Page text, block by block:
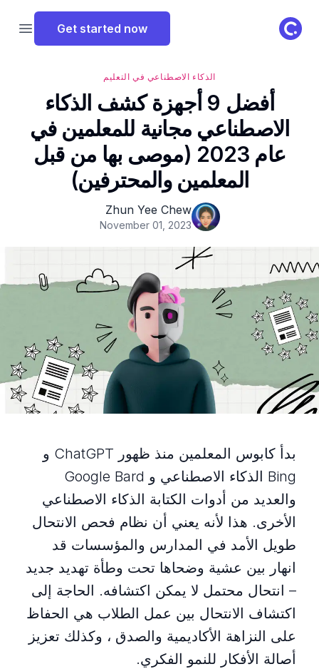
ClassPoint Logo
Get started now
الذكاء الاصطناعي في التعليم
أفضل 9 أجهزة كشف الذكاء
الاصطناعي مجانية للمعلمين في
عام 2023 (موصى بها من قبل
المعلمين والمحترفين)
Zhun Yee Chew
November 01, 2023
بدأ كابوس المعلمين منذ ظهور ChatGPT و
Bing الذكاء الاصطناعي و Google Bard
والعديد من أدوات الكتابة الذكاء الاصطناعي
الأخرى. هذا لأنه يعني أن نظام فحص الانتحال
طويل الأمد في المدارس والمؤسسات قد
انهار بين عشية وضحاها تحت وطأة تهديد جديد
– انتحال محتمل لا يمكن اكتشافه. الحاجة إلى
اكتشاف الانتحال بين عمل الطلاب هي الحفاظ
على النزاهة الأكاديمية والصدق ، وكذلك تعزيز
أصالة الأفكار للنمو الفكري.